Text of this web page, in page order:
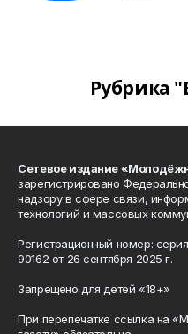
Рубрика
Сетевое издание
зарегистрировано
надзору в сфере связи,
технологий и массовых
Регистрационный номер:
90162 от 26 сентября 2025 г.
Запрещено для детей «18+»
При перепечатке ссылка на